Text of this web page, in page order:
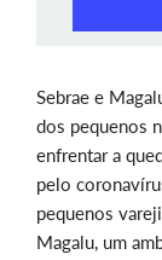
Sebrae e
dos pequenos
enfrentar a
pelo
pequenos
Magalu, um